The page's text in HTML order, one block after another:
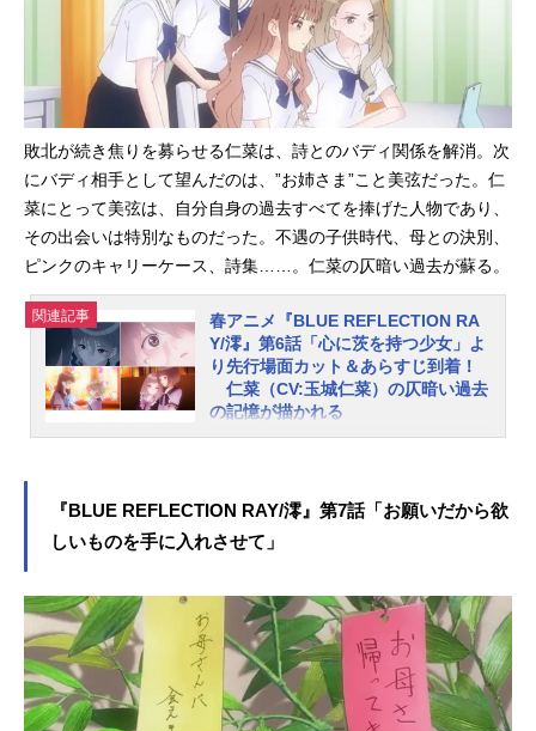
後））』で人気のチャットグループ
『由紀姫の魔法部屋』。そこで悩み
を打ち明けた少女たちの、うちに秘
めた苦しみや、悲しい想いが消え去
るという噂を聞き……。また、5月2
日（日）22:00～23:15に、ニコニコ
生放送で1～3話の振り返り生放送の
実施が決定しました。こちらもあわ
せてご紹介しましょう。第5話「何も
の間で話題の交流アプリ『Ｈ♡―Ｋ
る投稿を見つけた都は、『由紀姫』
と名乗る投稿者にコンタクトを試み
る。由紀姫に悩みを打ち明けた少女
たちは、うちに秘めた苦しみや、悲
しい想いが綺麗さっぱり消えると言
「BLUEREFLECTIONRAY/澪」1～3
話振り返り生放送実施...
敗北が続き焦りを募らせる仁菜は、詩とのバディ関係を解消。次
にバディ相手として望んだのは、”お姉さま”こと美弦だった。仁
菜にとって美弦は、自分自身の過去すべてを捧げた人物であり、
その出会いは特別なものだった。不遇の子供時代、母との決別、
ピンクのキャリーケース、詩集……。仁菜の仄暗い過去が蘇る。
関連記事
春アニメ『BLUE REFLECTION RA
Y/澪』第6話「心に茨を持つ少女」よ
り先行場面カット＆あらすじ到着！
仁菜（CV:玉城仁菜）の仄暗い過去
の記憶が描かれる
コーエーテクモゲームスのガストブ
剣』を原点に、新たな少女たちの物
語を紡ぐ「BLUEREFLECTIONプロ
先陣を切って、TVアニメ『BLUERE
FLECTIONRAY/澪』が“アニメイズ
ム”枠ほかにて好評放送中です。この
度、第6話のあらすじ、先行カットを
公開されました。敗北が続き、焦り
『BLUE REFLECTION RAY/澪』第7話「お願いだから欲
しいものを手に入れさせて」